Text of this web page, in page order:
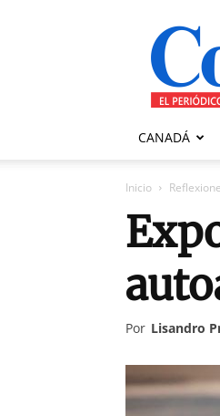
Correo
CANADÁ
Inicio
Por Lisandro